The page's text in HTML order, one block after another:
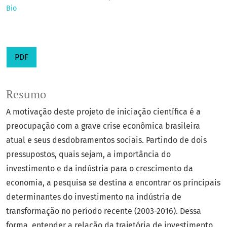
Bio
PDF
Resumo
A motivação deste projeto de iniciação científica é a
preocupação com a grave crise econômica brasileira
atual e seus desdobramentos sociais. Partindo de dois
pressupostos, quais sejam, a importância do
investimento e da indústria para o crescimento da
economia, a pesquisa se destina a encontrar os principais
determinantes do investimento na indústria de
transformação no período recente (2003-2016). Dessa